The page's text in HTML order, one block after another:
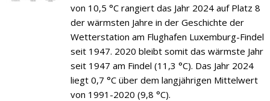
von 10,5 °C rangiert das Jahr 2024 auf Platz 8
der wärmsten Jahre in der Geschichte der
Wetterstation am Flughafen Luxemburg-Findel
seit 1947. 2020 bleibt somit das wärmste Jahr
seit 1947 am Findel (11,3 °C). Das Jahr 2024
liegt 0,7 °C über dem langjährigen Mittelwert
von 1991-2020 (9,8 °C).